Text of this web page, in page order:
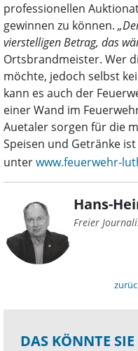
professionellen
gewinnen zu können.
vierstelligen Betrag, das
Ortsbrandmeister. Wer
möchte, jedoch selbst
kann es auch der
einer Wand im
Auetaler sorgen für die
Speisen und Getränke
unterwww.feuerwehr-
Hans-
Freier
DAS KÖNNTE